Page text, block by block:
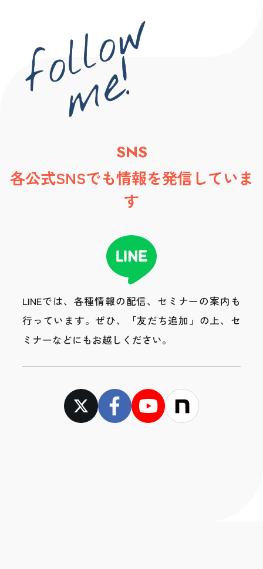
SNS
各公式SNSでも情報を発信していま
す
LINEでは、各種情報の配信、セミナーの案内も
行っています。 ぜひ、「友だち追加」の上、セ
ミナーなどにもお越しください。